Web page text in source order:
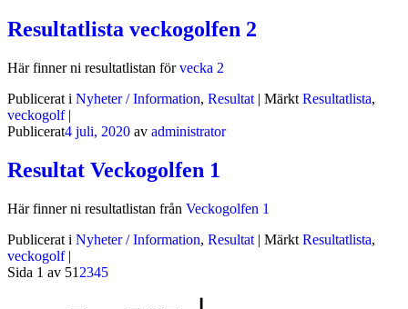
Resultatlista veckogolfen 2
Här finner ni resultatlistan förvecka 2
Publicerat i Nyheter / Information, Resultat | Märkt Resultatlista,
veckogolf |
Publicerat4 juli, 2020 av administrator
Resultat Veckogolfen 1
Här finner ni resultatlistan från Veckogolfen 1
Publicerat i Nyheter / Information, Resultat | Märkt Resultatlista,
veckogolf |
Sida 1 av 51 2345